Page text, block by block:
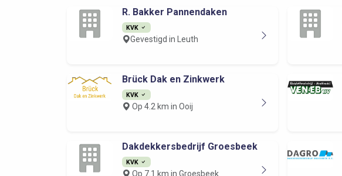
R. Bakker Pannendaken
KVK
Gevestigd in Leuth
Brück Dak en Zinkwerk
KVK
Op 4.2 km in Ooij
Dakdekkersbedrijf Groesbeek
KVK
Op 7.1 km in Groesbeek